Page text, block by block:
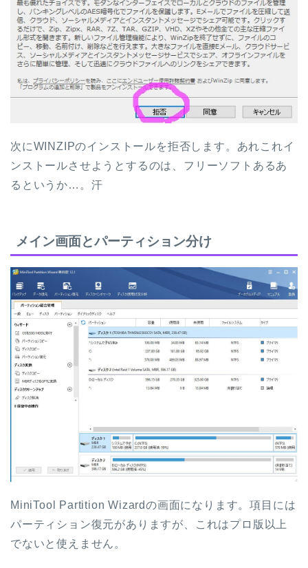
次にWINZIPのインストールを拒否します。あれこれイ
ンストールさせようとするのは、フリーソフトあるあ
るというか…。汗
メイン画面とパーティション分け
MiniTool Partition Wizardの画面になります。項目には
パーティション復元がありますが、これはプロ版以上
でないと使えません。